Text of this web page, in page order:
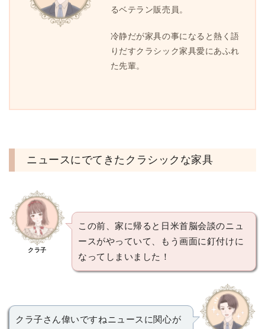
るベテラン販売員。
冷静だが家具の事になると熱く語
りだすクラシック家具愛にあふれ
た先輩。
ニュースにでてきたクラシックな家具
クラ子
この前、家に帰ると日米首脳会談のニュ
ースがやっていて、もう画面に釘付けに
なってしまいました！
クラ子さん偉いですねニュースに関心が